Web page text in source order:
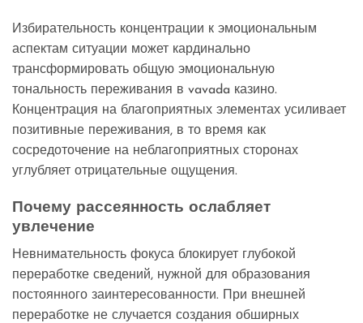
Избирательность концентрации к эмоциональным
аспектам ситуации может кардинально
трансформировать общую эмоциональную
тональность переживания в vavada казино.
Концентрация на благоприятных элементах усиливает
позитивные переживания, в то время как
сосредоточение на неблагоприятных сторонах
углубляет отрицательные ощущения.
Почему рассеянность ослабляет
увлечение
Невнимательность фокуса блокирует глубокой
переработке сведений, нужной для образования
постоянного заинтересованности. При внешней
переработке не случается создания обширных